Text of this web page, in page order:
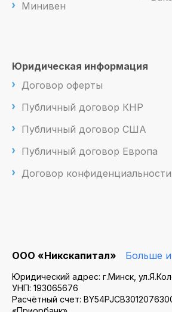
Минивен
Юридическая информация
Договор оферты
Публичный договор КНР
Публичный договор США
Публичный договор Европа
Договор конфиденциальности
ООО «Никскапитал» Больше
Юридический адрес: г.Минск,
УНП: 193065676
Расчётный счет: